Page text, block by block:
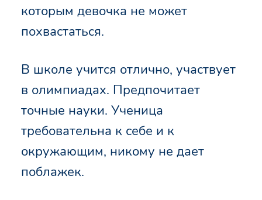
которым девочка не может
похвастаться.
В школе учится отлично, участвует
в олимпиадах. Предпочитает
точные науки. Ученица
требовательна к себе и к
окружающим, никому не дает
поблажек.